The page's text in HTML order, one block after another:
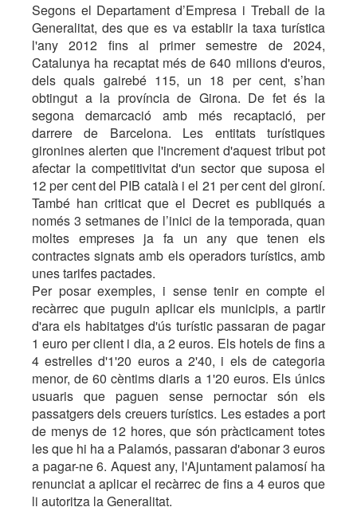
Segons el Departament d’Empresa i Treball de la
Generalitat, des que es va establir la taxa turística
l'any 2012 fins al primer semestre de 2024,
Catalunya ha recaptat més de 640 milions d'euros,
dels quals gairebé 115, un 18 per cent, s’han
obtingut a la província de Girona. De fet és la
segona demarcació amb més recaptació, per
darrere de Barcelona. Les entitats turístiques
gironines alerten que l'increment d'aquest tribut pot
afectar la competitivitat d'un sector que suposa el
12 per cent del PIB català i el 21 per cent del gironí.
També han criticat que el Decret es publiqués a
només 3 setmanes de l’inici de la temporada, quan
moltes empreses ja fa un any que tenen els
contractes signats amb els operadors turístics, amb
unes tarifes pactades.
Per posar exemples, i sense tenir en compte el
recàrrec que puguin aplicar els municipis, a partir
d'ara els habitatges d'ús turístic passaran de pagar
1 euro per client i dia, a 2 euros. Els hotels de fins a
4 estrelles d'1'20 euros a 2'40, i els de categoria
menor, de 60 cèntims diaris a 1'20 euros. Els únics
usuaris que paguen sense pernoctar són els
passatgers dels creuers turístics. Les estades a port
de menys de 12 hores, que són pràcticament totes
les que hi ha a Palamós, passaran d'abonar 3 euros
a pagar-ne 6. Aquest any, l'Ajuntament palamosí ha
renunciat a aplicar el recàrrec de fins a 4 euros que
li autoritza la Generalitat.